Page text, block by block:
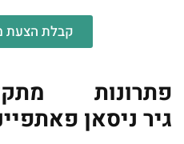
קבלת הצעת
פתרונות
גיר ניסאן